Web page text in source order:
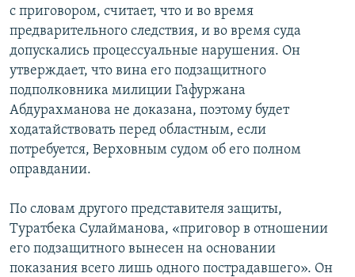
с приговором, считает, что и во время
предварительного следствия, и во время суда
допускались процессуальные нарушения. Он
утверждает, что вина его подзащитного
подполковника милиции Гафуржана
Абдурахманова не доказана, поэтому будет
ходатайствовать перед областным, если
потребуется, Верховным судом об его полном
оправдании.
По словам другого представителя защиты,
Туратбека Сулайманова, «приговор в отношении
его подзащитного вынесен на основании
показания всего лишь одного пострадавшего». Он